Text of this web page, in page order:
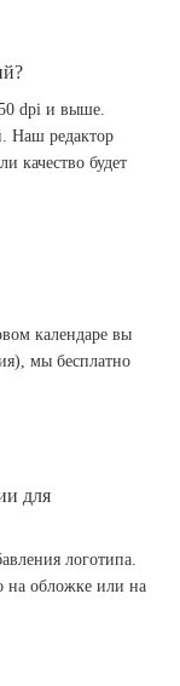
dpi и выше.
Наш редактор
качество будет
календаре вы
мы бесплатно
для
логотипа.
на обложке или на